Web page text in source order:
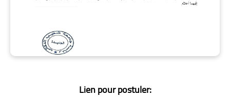
Lien pour postuler: